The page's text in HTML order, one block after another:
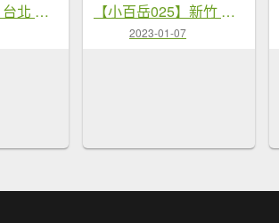
【小百岳009】台北 劍潭山 【小百岳025】新竹 石牛山
2023-01-07